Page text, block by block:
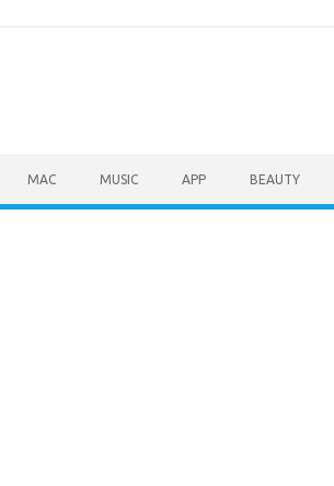
MAC MUSIC APP BEAUTY